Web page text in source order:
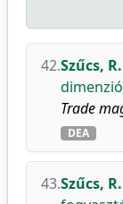
42.Szűcs,
Trade
DEA
43.Szűcs,